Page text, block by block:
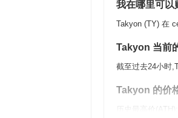
我在哪里可以
Takyon (TY) 在
Takyon 当前
截至过去24小时
Takyon 的价
历史最高价(ATH):